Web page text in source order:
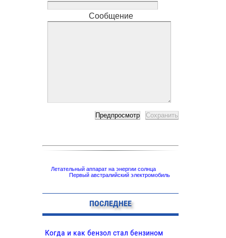
Сообщение
Летательный аппарат на энергии солнца
Первый австралийский электромобиль
ПОСЛЕДНЕЕ
Когда и как бензол стал бензином